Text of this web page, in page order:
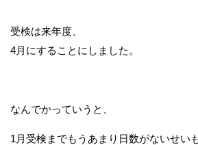
受検は来年度、
4月にすることにしました。
なんでかっていうと、
1月受検までもうあまり日数がないせい